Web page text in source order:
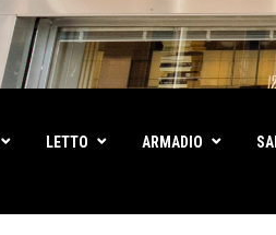
LETTO ARMADIO